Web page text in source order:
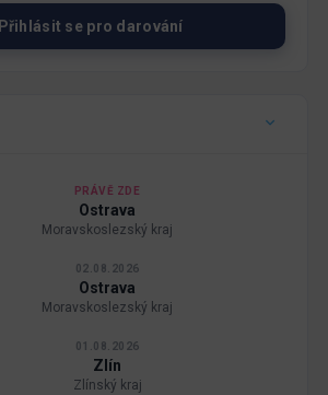
Přihlásit se pro darování
PRÁVĚ ZDE
Ostrava
Moravskoslezský kraj
02.08.2026
Ostrava
Moravskoslezský kraj
01.08.2026
Zlín
Zlínský kraj